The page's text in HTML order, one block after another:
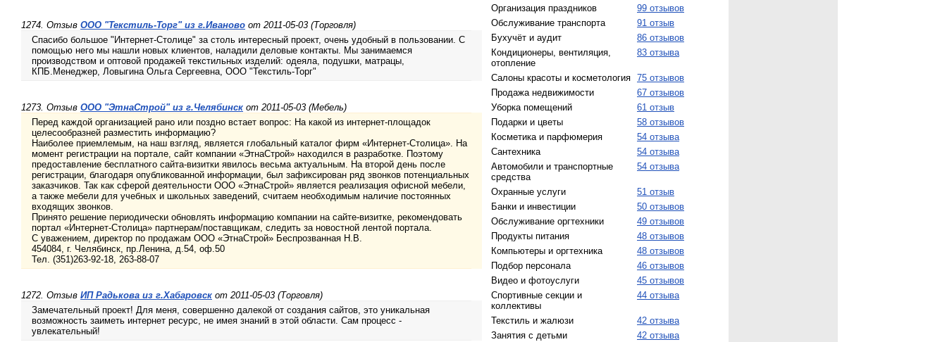
1274. Отзыв ООО "Текстиль-Торг" из г.Иваново от 2011-05-03 (Торговля)
Спасибо большое "Интернет-Столице" за столь интересный проект, очень удобный в пользовании. С
помощью него мы нашли новых клиентов, наладили деловые контакты. Мы занимаемся
производством и оптовой продажей текстильных изделий: одеяла, подушки, матрацы,
КПБ.Менеджер, Ловыгина Ольга Сергеевна, ООО "Текстиль-Торг"
1273. Отзыв ООО "ЭтнаСтрой" из г.Челябинск от 2011-05-03 (Мебель)
Перед каждой организацией рано или поздно встает вопрос: На какой из интернет-площадок
целесообразней разместить информацию?
Наиболее приемлемым, на наш взгляд, является глобальный каталог фирм «Интернет-Столица». На
момент регистрации на портале, сайт компании «ЭтнаСтрой» находился в разработке. Поэтому
предоставление бесплатного сайта-визитки явилось весьма актуальным. На второй день после
регистрации, благодаря опубликованной информации, был зафиксирован ряд звонков потенциальных
заказчиков. Так как сферой деятельности ООО «ЭтнаСтрой» является реализация офисной мебели,
а также мебели для учебных и школьных заведений, считаем необходимым наличие постоянных
входящих звонков.
Принято решение периодически обновлять информацию компании на сайте-визитке, рекомендовать
портал «Интернет-Столица» партнерам/поставщикам, следить за новостной лентой портала.
С уважением, директор по продажам ООО «ЭтнаСтрой» Беспрозванная Н.В.
454084, г. Челябинск, пр.Ленина, д.54, оф.50
Тел. (351)263-92-18, 263-88-07
1272. Отзыв ИП Радькова из г.Хабаровск от 2011-05-03 (Торговля)
Замечательный проект! Для меня, совершенно далекой от создания сайтов, это уникальная
возможность заиметь интернет ресурс, не имея знаний в этой области. Сам процесс -
увлекательный!
Организация праздников
99 отзывов
Обслуживание транспорта
91 отзыв
Бухучёт и аудит
86 отзывов
Кондиционеры, вентиляция,
отопление
83 отзыва
Салоны красоты и косметология 75 отзывов
Продажа недвижимости
67 отзывов
Уборка помещений
61 отзыв
Подарки и цветы
58 отзывов
Косметика и парфюмерия
54 отзыва
Сантехника
54 отзыва
Автомобили и транспортные
средства
54 отзыва
Охранные услуги
51 отзыв
Банки и инвестиции
50 отзывов
Обслуживание оргтехники
49 отзывов
Продукты питания
48 отзывов
Компьютеры и оргтехника
48 отзывов
Подбор персонала
46 отзывов
Видео и фотоуслуги
45 отзывов
Спортивные секции и
коллективы
44 отзыва
Текстиль и жалюзи
42 отзыва
Занятия с детьми
42 отзыва